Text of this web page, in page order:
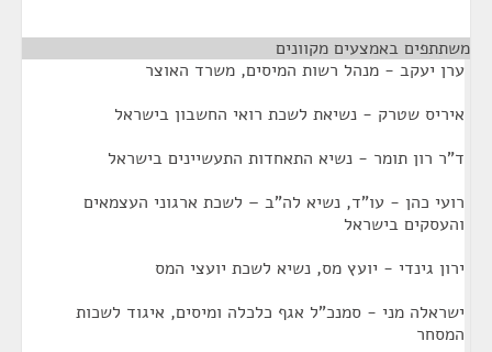
משתתפים באמצעים מקוונים
ערן יעקב - מנהל רשות המיסים, משרד האוצר
איריס שטרק - נשיאת לשכת רואי החשבון בישראל
ד"ר רון תומר - נשיא התאחדות התעשיינים בישראל
רועי כהן - עו"ד, נשיא לה"ב – לשכת ארגוני העצמאים
והעסקים בישראל
ירון גינדי - יועץ מס, נשיא לשכת יועצי המס
ישראלה מני - סמנכ"ל אגף כלכלה ומיסים, איגוד לשכות
המסחר